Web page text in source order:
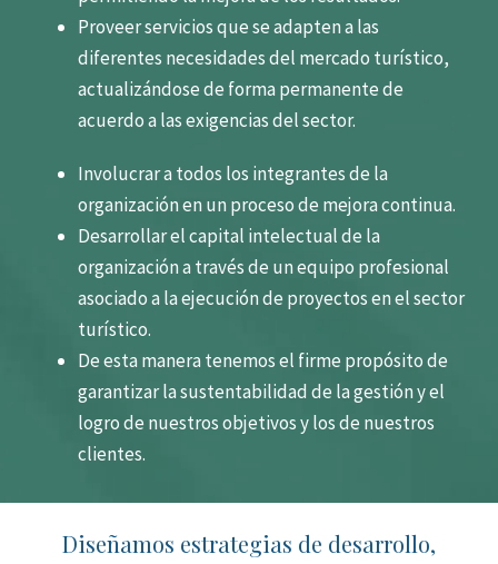
Proveer servicios que se adapten a las
diferentes necesidades del mercado turístico,
actualizándose de forma permanente de
acuerdo a las exigencias del sector.
Involucrar a todos los integrantes de la
organización en un proceso de mejora continua.
Desarrollar el capital intelectual de la
organización a través de un equipo profesional
asociado a la ejecución de proyectos en el sector
turístico.
De esta manera tenemos el firme propósito de
garantizar la sustentabilidad de la gestión y el
logro de nuestros objetivos y los de nuestros
clientes.
Diseñamos estrategias de desarrollo,